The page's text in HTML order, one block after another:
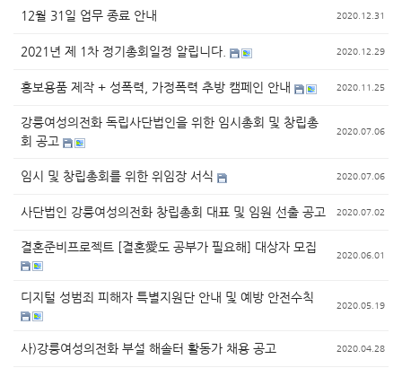
12월 31일 업무 종료 안내 2020.12.31
2021년 제 1차 정기총회일정 알립니다. 2020.12.29
홍보용품 제작 + 성폭력, 가정폭력 추방 캠페인 안내 2020.11.25
강릉여성의전화 독립사단법인을 위한 임시총회 및 창립총
회 공고
2020.07.06
임시 및 창립총회를 위한 위임장 서식 2020.07.06
사단법인 강릉여성의전화 창립총회 대표 및 임원 선출 공고 2020.07.02
결혼준비프로젝트 [결혼愛도 공부가 필요해] 대상자 모집
2020.06.01
디지털 성범죄 피해자 특별지원단 안내 및 예방 안전수칙
2020.05.19
사)강릉여성의전화 부설 해솔터 활동가 채용 공고 2020.04.28